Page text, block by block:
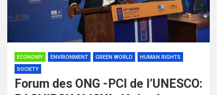
ECONOMY ENVIRONMENT GREEN WORLD
HUMAN RIGHTS
SOCIETY
Forum des ONG -PCI de l’UNESCO: